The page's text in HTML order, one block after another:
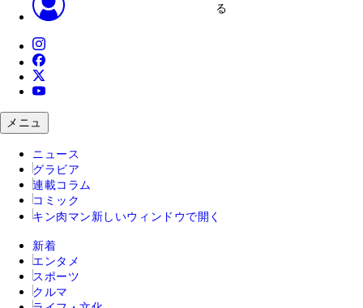
る
メニュ
ニュース
グラビア
連載コラム
コミック
キン肉マン 新しいウィンドウで開く
新着
エンタメ
スポーツ
クルマ